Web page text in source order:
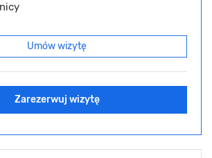
Umów wizytę
Zarezerwuj wizytę